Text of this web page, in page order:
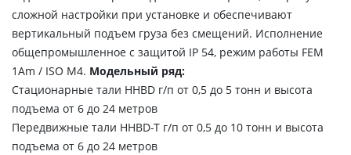
сложной настройки при установке и обеспечивают
вертикальный подъем груза без смещений. Исполнение
общепромышленное с защитой IP 54, режим работы FEM
1Аm / ISO M4. Модельный ряд:
Стационарные тали HHBD г/п от 0,5 до 5 тонн и высота
подъема от 6 до 24 метров
Передвижные тали HHBD-T г/п от 0,5 до 10 тонн и высота
подъема от 6 до 24 метров